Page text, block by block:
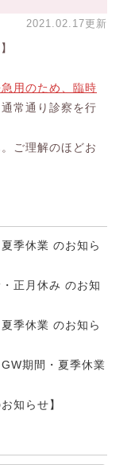
2021.02.17更新
用のため、臨時
常通り診察を行
ご理解のほどお
季休業 のお知ら
正月休み のお知
季休業 のお知ら
期間・夏季休業
知らせ】